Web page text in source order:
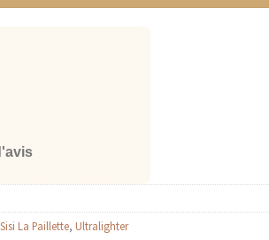
Sisi La Paillette, Ultralighter